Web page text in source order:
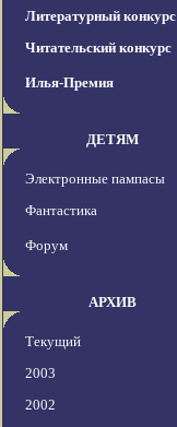
Литературный конкурс
Читательский конкурс
Илья-Премия
ДЕТЯМ
Электронные пампасы
Фантастика
Форум
АРХИВ
Текущий
2003
2002